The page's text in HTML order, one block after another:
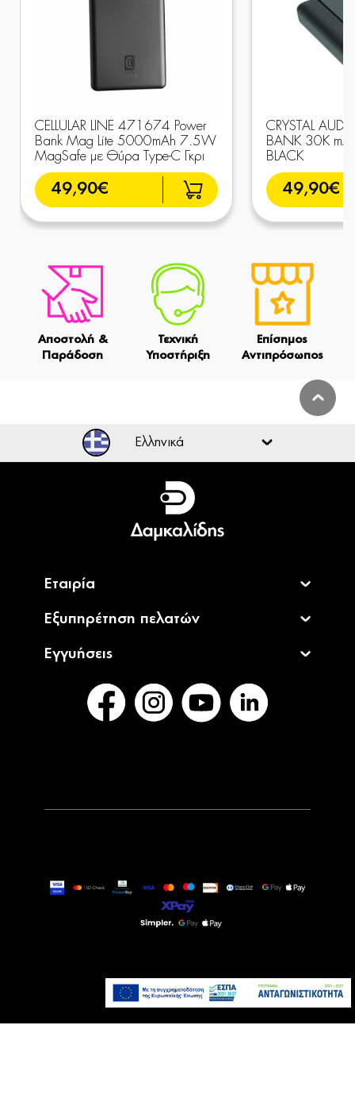
CELLULAR LINE 471674 Power
Bank Mag Lite 5000mAh 7.5W
MagSafe με Θύρα Type-C Γκρι
49,90€
CRYSTAL
BANK 30K
BLACK
49,90€
Αποστολή &
Παράδοση
Τεχνική
Υποστήριξη
Επίσημος
Αντιπρόσωπος
Προσθήκη στο καλάθι
Ελληνικά
Ελληνικά
English
Εταιρία
Εξυπηρέτηση πελατών
Εγγυήσεις